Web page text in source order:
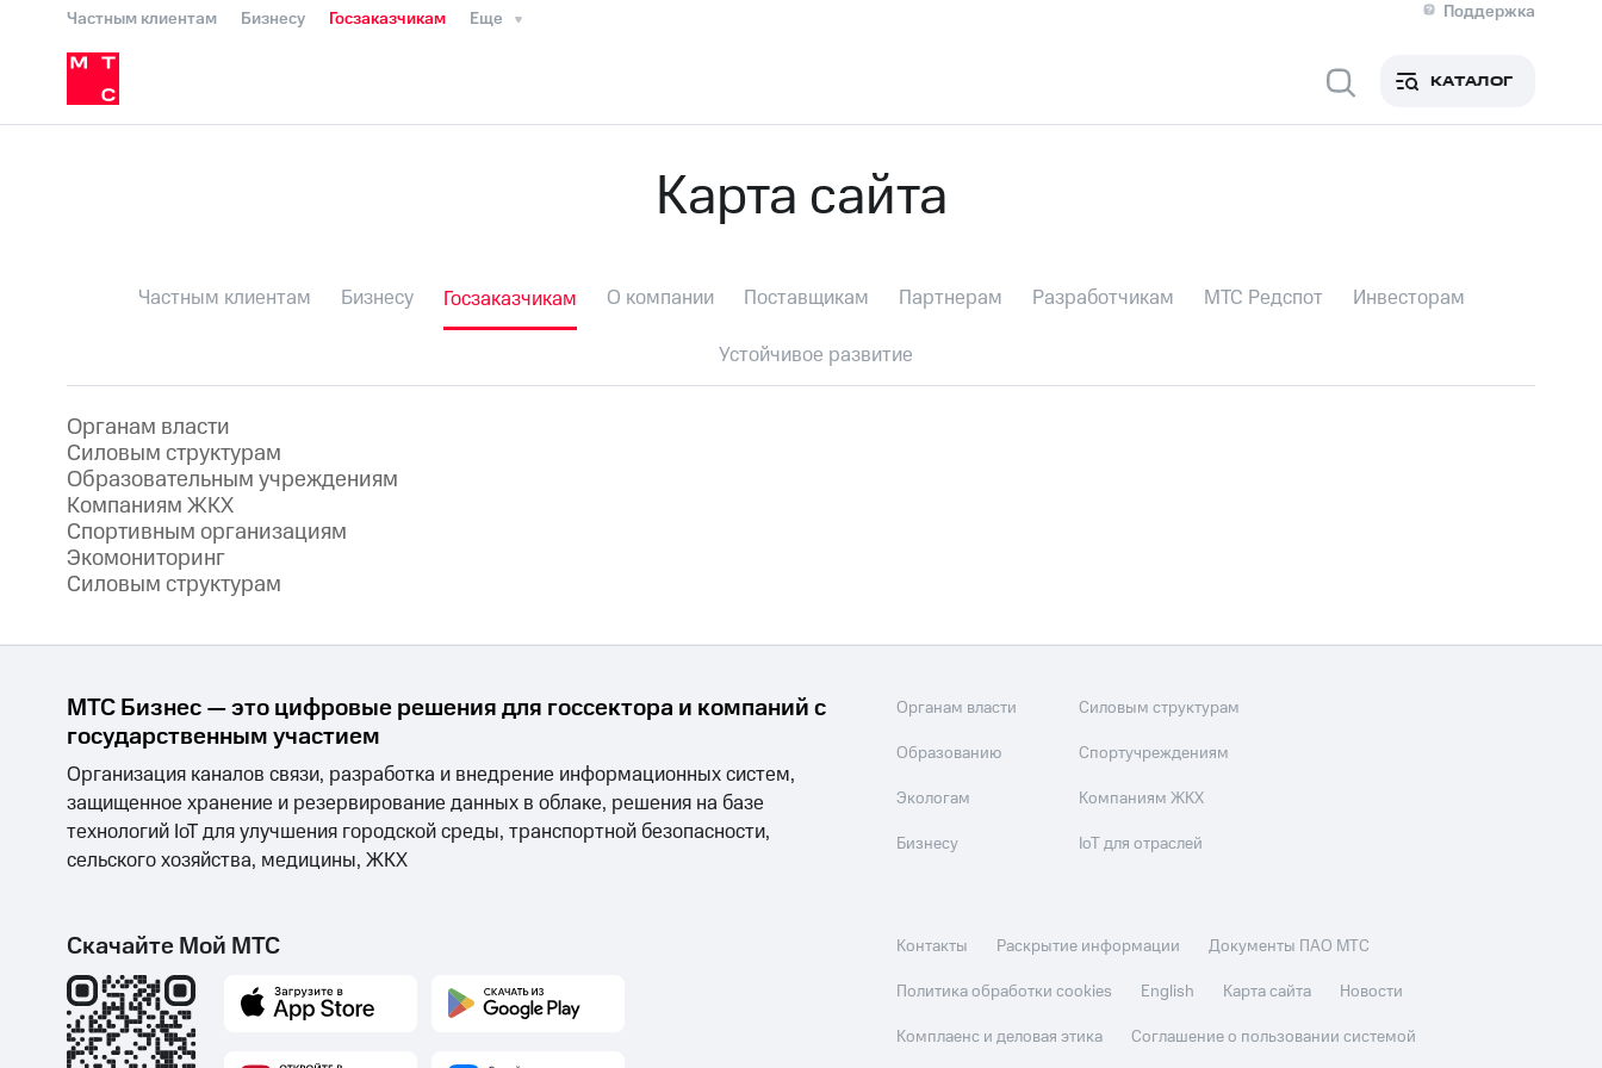
Частным клиентам Бизнесу Госзаказчикам Еще
Поддержка
Органам власти
Силовым структурам
Образованию
Спортивным организациям
Силовым структурам
Образованию
Спортивным организациям
КАТАЛОГ
Карта сайта
Частным клиентам Бизнесу Госзаказчикам О компании Поставщикам Партнерам Разработчикам МТС Редспот
Инвесторам
Устойчивое развитие
Органам власти
Силовым структурам
Образовательным учреждениям
Компаниям ЖКХ
Спортивным организациям
Экомониторинг
Силовым структурам
МТС Бизнес — это цифровые решения для госсектора и компаний с
государственным участием
Организация каналов связи, разработка и внедрение информационных систем,
защищенное хранение и резервирование данных в облаке, решения на базе
технологий IoT для улучшения городской среды, транспортной безопасности,
сельского хозяйства, медицины, ЖКХ
Органам власти
Образованию
Экологам
Бизнесу
Силовым структурам
Спортучреждениям
Компаниям ЖКХ
IoT для отраслей
Скачайте Мой МТС Контакты Раскрытие информации
Документы ПАО МТС
Политика обработки cookies
English Карта сайта
Новости
Комплаенс и деловая этика
Соглашение о пользовании системой